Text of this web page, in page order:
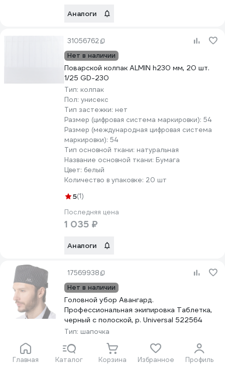
Главная Каталог Корзина Избранное Профиль
Аналоги
31056762
Нет в наличии
Поварской колпак ALMIN h230 мм, 20 шт.
1/25 GD-230
Тип: колпак
Пол: унисекс
Тип застежки: нет
Размер (цифровая система маркировки): 54
Размер (международная цифровая система
маркировки): 54
Тип основной ткани: натуральная
Название основной ткани: Бумага
Цвет: белый
Количество в упаковке: 20 шт
5(1)
Последняя цена
1 035 ₽
Аналоги
17569938
Нет в наличии
Головной убор Авангард.
Профессиональная экипировка Таблетка,
черный с полоской, р. Universal 522564
Тип: шапочка
унисекс
Тип застежки:липучка
Размер (цифровая система маркировки):